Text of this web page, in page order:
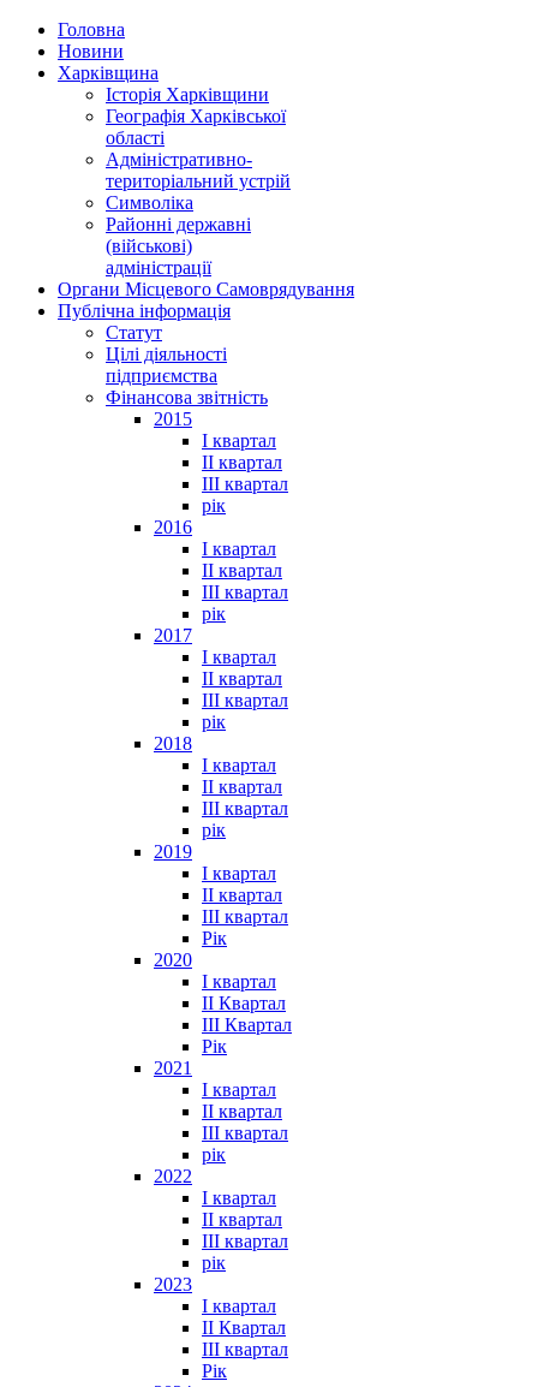
Головна
Новини
Харківщина
Історія Харківщини
Географія Харківської
області
Адміністративно-
територіальний устрій
Символіка
Районні державні
(військові)
адміністрації
Органи Місцевого Самоврядування
Публічна інформація
Статут
Цілі діяльності
підприємства
Фінансова звітність
2015
I квартал
II квартал
III квартал
рік
2016
I квартал
II квартал
III квартал
рік
2017
I квартал
II квартал
III квартал
рік
2018
I квартал
II квартал
III квартал
рік
2019
I квартал
II квартал
III квартал
Рік
2020
I квартал
II Квартал
III Квартал
Рік
2021
I квартал
II квартал
III квартал
рік
2022
I квартал
II квартал
ІІІ квартал
рік
2023
І квартал
ІІ Квартал
III квартал
Рік